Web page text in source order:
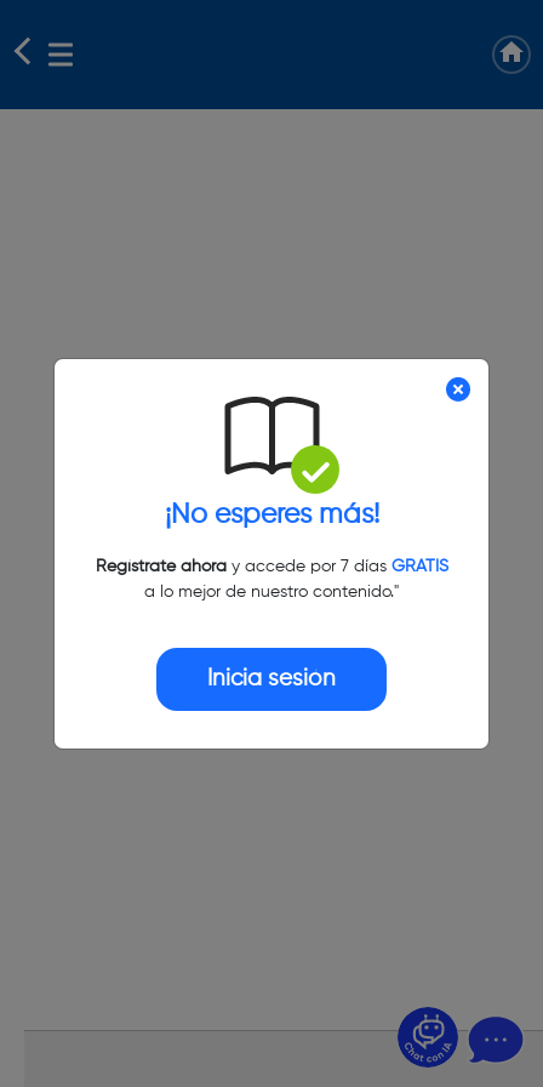
¡No esperes más!
Regístrate ahoray accede por 7 días GRATIS
a lo mejor de nuestro contenido."
Inicia sesión